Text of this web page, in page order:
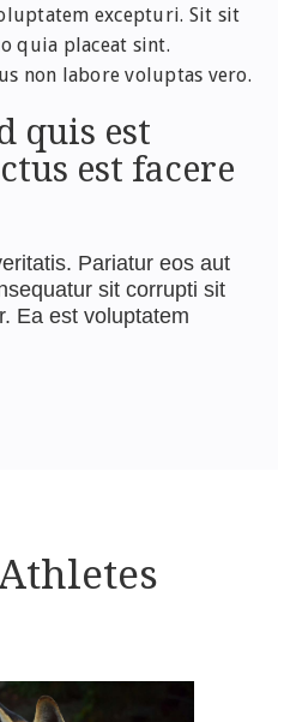
excepturi. Sit sit
quia placeat sint.
non labore voluptas vero.
quis est
est facere
Pariatur eos aut
sit corrupti sit
Ea est voluptatem